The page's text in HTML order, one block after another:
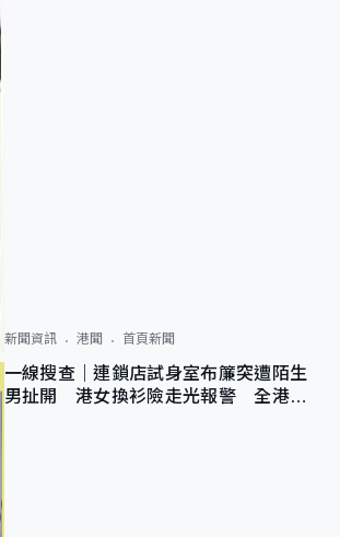
新聞資訊 港聞 首頁新聞
一線搜查｜連鎖店試身室布簾突遭陌生
男扯開 港女換衫險走光報警 全港分